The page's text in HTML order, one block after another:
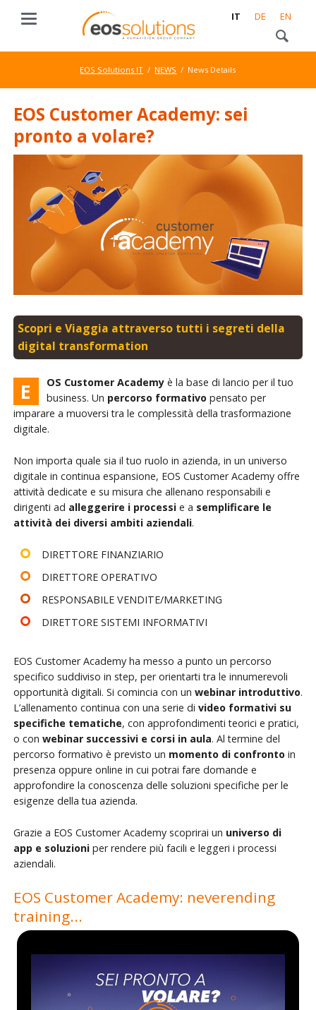
IT DE EN
EOS Solutions IT NEWS News Details
EOS Customer Academy: sei
pronto a volare?
Scopri e Viaggia attraverso tutti i segreti della
digital transformation
E OS Customer Academy è la base di lancio per il tuo
business. Un percorso formativo pensato per
imparare a muoversi tra le complessità della trasformazione
digitale.
Non importa quale sia il tuo ruolo in azienda, in un universo
digitale in continua espansione, EOS Customer Academy offre
attività dedicate e su misura che allenano responsabili e
dirigenti ad alleggerire i processie a semplificare le
attività dei diversi ambiti aziendali.
DIRETTORE FINANZIARIO
DIRETTORE OPERATIVO
RESPONSABILE VENDITE/MARKETING
DIRETTORE SISTEMI INFORMATIVI
EOS Customer Academy ha messo a punto un percorso
specifico suddiviso in step, per orientarti tra le innumerevoli
opportunità digitali. Si comincia con un webinar introduttivo.
L’allenamento continua con una serie di video formativi su
specifiche tematiche, con approfondimenti teorici e pratici,
o con webinar successivi e corsi in aula. Al termine del
percorso formativo è previsto un momento di confrontoin
presenza oppure online in cui potrai fare domande e
approfondire la conoscenza delle soluzioni specifiche per le
esigenze della tua azienda.
Grazie a EOS Customer Academy scoprirai un universo di
app e soluzioniper rendere più facili e leggeri i processi
aziendali.
EOS Customer Academy: neverending
training...